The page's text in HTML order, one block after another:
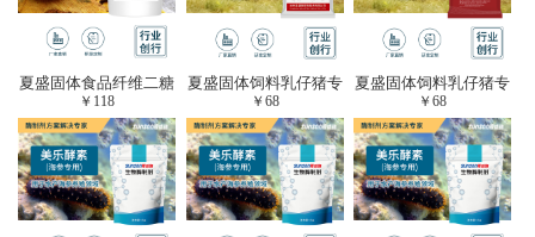
夏盛固体食品纤维二糖
酶(植物提取专用酶/用
于虎杖白藜芦醇提
取)FFG-0656
￥ 118
夏盛固体饲料乳仔猪专
用复合酶SFG-0932
￥ 68
夏盛固体饲料乳仔猪专
用复合酶SFG-0932
￥68